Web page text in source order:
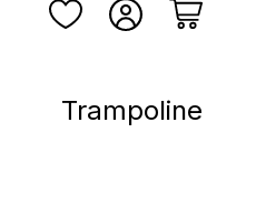
Trampoline